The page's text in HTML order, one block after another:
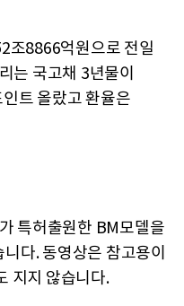
조8866억원으로 전일
는 국고채 3년물이
트 올랐고 환율은
특허출원한 BM모델을
다. 동영상은 참고용이
지지 않습니다.